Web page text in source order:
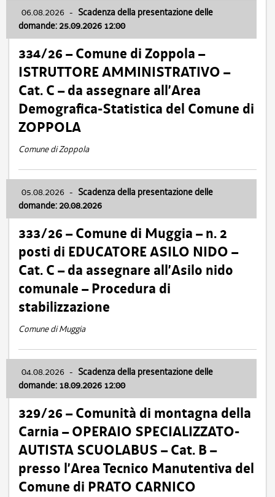
06.08.2026 - Scadenza della presentazione delle
domande: 25.09.2026 12:00
334/26 – Comune di Zoppola –
ISTRUTTORE AMMINISTRATIVO –
Cat. C – da assegnare all’Area
Demografica-Statistica del Comune di
ZOPPOLA
Comune di Zoppola
05.08.2026 - Scadenza della presentazione delle
domande: 20.08.2026
333/26 – Comune di Muggia – n. 2
posti di EDUCATORE ASILO NIDO –
Cat. C – da assegnare all’Asilo nido
comunale – Procedura di
stabilizzazione
Comune di Muggia
04.08.2026 - Scadenza della presentazione delle
domande: 18.09.2026 12:00
329/26 – Comunità di montagna della
Carnia – OPERAIO SPECIALIZZATO-
AUTISTA SCUOLABUS – Cat. B –
presso l’Area Tecnico Manutentiva del
Comune di PRATO CARNICO